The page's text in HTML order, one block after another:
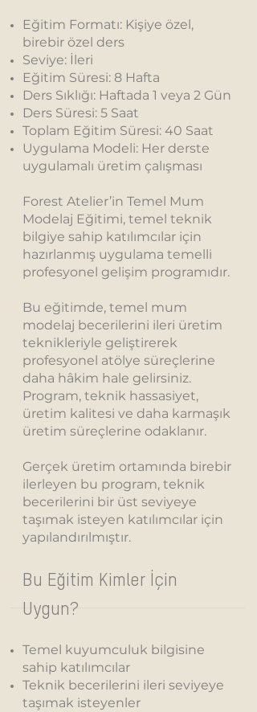
Eğitim Formatı: Kişiye özel,
birebir özel ders
Seviye: İleri
Eğitim Süresi: 8 Hafta
Ders Sıklığı: Haftada 1 veya 2 Gün
Ders Süresi: 5 Saat
Toplam Eğitim Süresi: 40 Saat
Uygulama Modeli: Her derste
uygulamalı üretim çalışması
Forest Atelier’in Temel Mum
Modelaj Eğitimi, temel teknik
bilgiye sahip katılımcılar için
hazırlanmış uygulama temelli
profesyonel gelişim programıdır.
Bu eğitimde, temel mum
modelaj becerilerini ileri üretim
teknikleriyle geliştirerek
profesyonel atölye süreçlerine
daha hâkim hale gelirsiniz.
Program, teknik hassasiyet,
üretim kalitesi ve daha karmaşık
üretim süreçlerine odaklanır.
Gerçek üretim ortamında birebir
ilerleyen bu program, teknik
becerilerini bir üst seviyeye
taşımak isteyen katılımcılar için
yapılandırılmıştır.
Bu Eğitim Kimler İçin
Uygun?
Temel kuyumculuk bilgisine
sahip katılımcılar
Teknik becerilerini ileri seviyeye
taşımak isteyenler